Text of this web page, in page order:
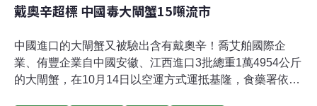
戴奧辛超標 中國毒大閘蟹15噸流市
中國進口的大閘蟹又被驗出含有戴奧辛！喬艾舶國際企
業、侑豐企業自中國安徽、江西進口3批總重1萬4954公斤
的大閘蟹，在10月14日以空運方式運抵基隆，食藥署依規